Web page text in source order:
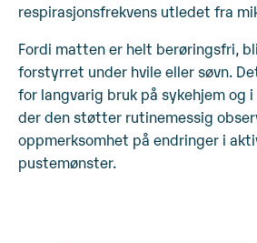
respirasjonsfrekvens utledet fra
Fordi matten er helt berøringsfri,
forstyrret under hvile eller søvn.
for langvarig bruk på sykehjem og
der den støtter rutinemessig
oppmerksomhet på endringer i
pustemønster.